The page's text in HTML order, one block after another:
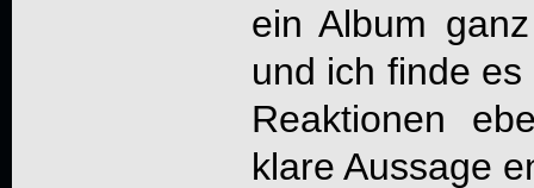
ein Album
und ich finde
Reaktionen
klare Aussage